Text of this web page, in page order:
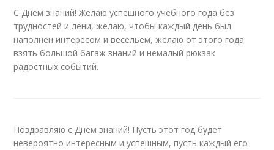
С Днём знаний! Желаю успешного учебного года без
трудностей и лени, желаю, чтобы каждый день был
наполнен интересом и весельем, желаю от этого года
взять большой багаж знаний и немалый рюкзак
радостных событий.
Поздравляю с Днем знаний! Пусть этот год будет
невероятно интересным и успешным, пусть каждый его